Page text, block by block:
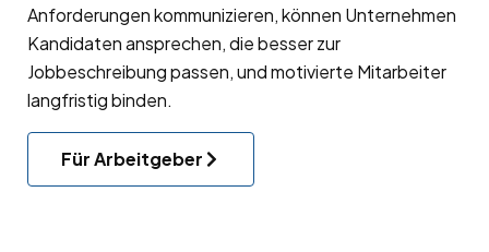
Anforderungen kommunizieren, können Unternehmen
Kandidaten ansprechen, die besser zur
Jobbeschreibung passen, und motivierte Mitarbeiter
langfristig binden.
Für Arbeitgeber